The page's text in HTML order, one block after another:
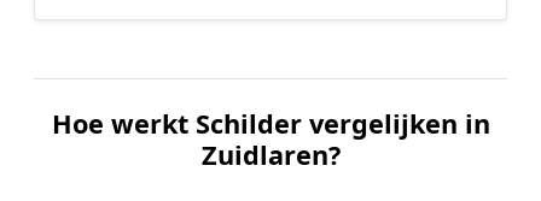
Hoe werkt Schilder vergelijken in
Zuidlaren?